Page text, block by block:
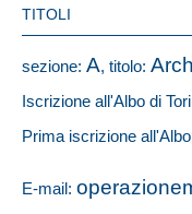
TITOLI
sezione: A, titolo:
Iscrizione all'Albo di
Prima iscrizione
E-mail: